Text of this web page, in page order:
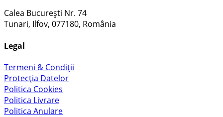
Calea București Nr. 74
Tunari, Ilfov, 077180, România
Legal
Termeni & Condiții
Protecția Datelor
Politica Cookies
Politica Livrare
Politica Anulare